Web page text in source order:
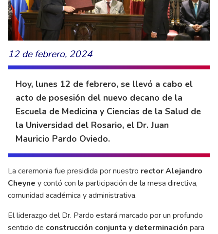
12 de febrero, 2024
Hoy, lunes 12 de febrero, se llevó a cabo el
acto de posesión del nuevo decano de la
Escuela de Medicina y Ciencias de la Salud de
la Universidad del Rosario, el Dr. Juan
Mauricio Pardo Oviedo.
La ceremonia fue presidida por nuestro rector Alejandro
Cheyne y contó con la participación de la mesa directiva,
comunidad académica y administrativa.
El liderazgo del Dr. Pardo estará marcado por un profundo
sentido de construcción conjunta y determinación para